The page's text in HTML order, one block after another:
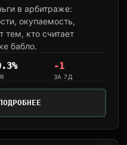
в арбитраже:
окупаемость,
тем, кто считает
бабло.
-1
ЗА 7Д